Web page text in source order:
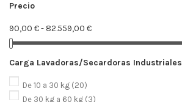
Precio
90,00 € - 82.559,00 €
Carga Lavadoras/Secardoras Industriales
De 10 a 30 kg (20)
De 30 kg a 60 kg (3)